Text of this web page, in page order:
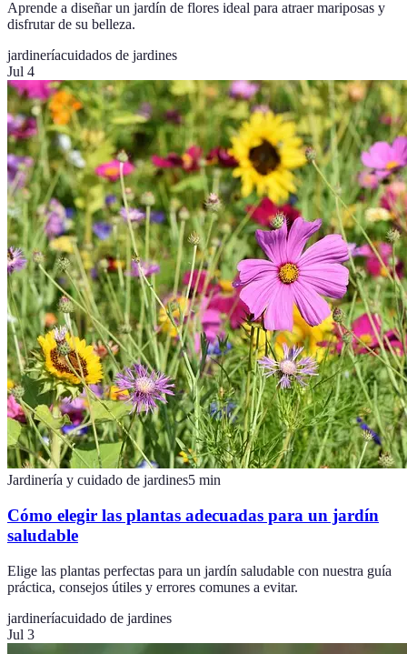
Aprende a diseñar un jardín de flores ideal para atraer mariposas y
disfrutar de su belleza.
jardineríacuidados de jardines
Jul 4
Jardinería y cuidado de jardines5 min
Cómo elegir las plantas adecuadas para un jardín
saludable
Elige las plantas perfectas para un jardín saludable con nuestra guía
práctica, consejos útiles y errores comunes a evitar.
jardineríacuidado de jardines
Jul 3